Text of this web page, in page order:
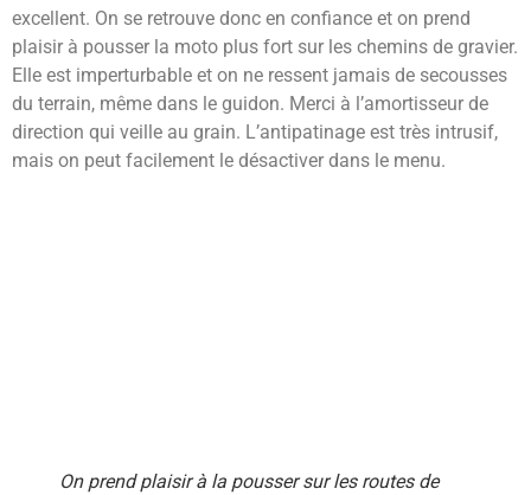
excellent. On se retrouve donc en confiance et on prend
plaisir à pousser la moto plus fort sur les chemins de gravier.
Elle est imperturbable et on ne ressent jamais de secousses
du terrain, même dans le guidon. Merci à l’amortisseur de
direction qui veille au grain. L’antipatinage est très intrusif,
mais on peut facilement le désactiver dans le menu.
On prend plaisir à la pousser sur les routes de